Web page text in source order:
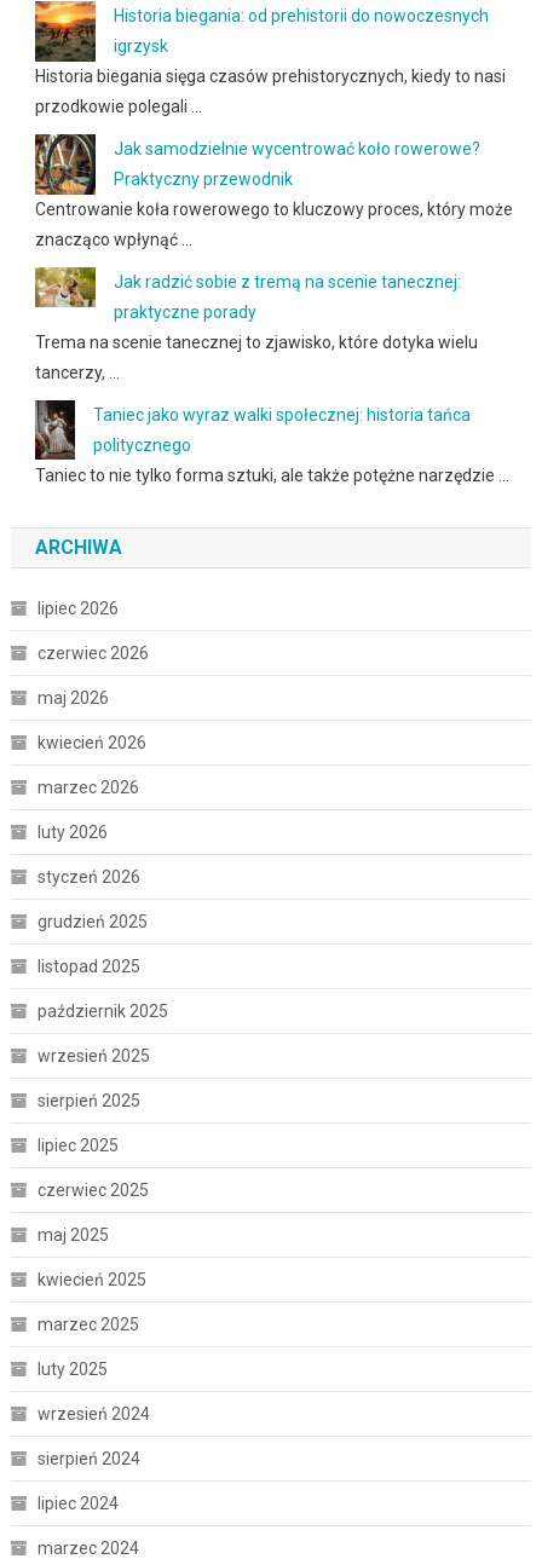
Historia biegania: od prehistorii do nowoczesnych
igrzysk
Historia biegania sięga czasów prehistorycznych, kiedy to nasi
przodkowie polegali …
Jak samodzielnie wycentrować koło rowerowe?
Praktyczny przewodnik
Centrowanie koła rowerowego to kluczowy proces, który może
znacząco wpłynąć …
Jak radzić sobie z tremą na scenie tanecznej:
praktyczne porady
Trema na scenie tanecznej to zjawisko, które dotyka wielu
tancerzy, …
Taniec jako wyraz walki społecznej: historia tańca
politycznego
Taniec to nie tylko forma sztuki, ale także potężne narzędzie …
ARCHIWA
lipiec 2026
czerwiec 2026
maj 2026
kwiecień 2026
marzec 2026
luty 2026
styczeń 2026
grudzień 2025
listopad 2025
październik 2025
wrzesień 2025
sierpień 2025
lipiec 2025
czerwiec 2025
maj 2025
kwiecień 2025
marzec 2025
luty 2025
wrzesień 2024
sierpień 2024
lipiec 2024
marzec 2024